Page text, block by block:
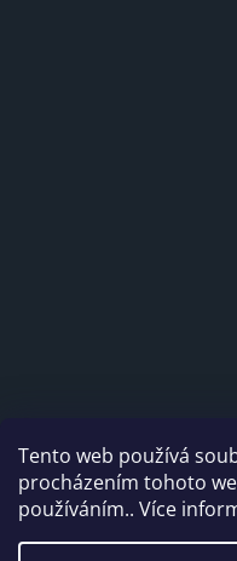
Tento web používá
procházením tohoto
používáním.. Více